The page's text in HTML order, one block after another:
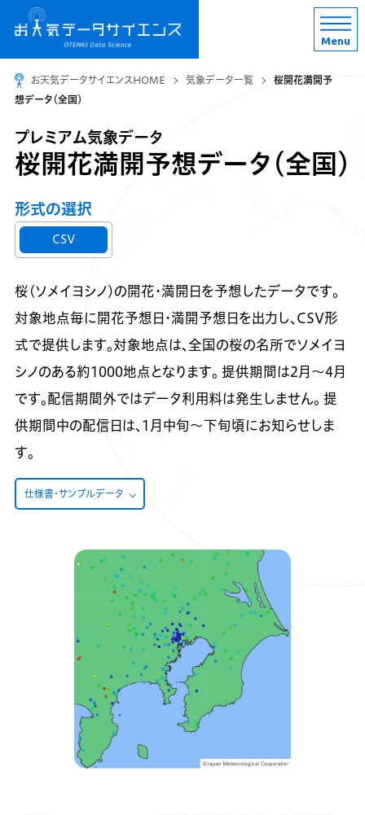
Menu
お天気データサイエンスHOME 気象データ一覧
桜開花満開予
想データ（全国）
プレミアム気象データ
桜開花満開予想データ（全国）
形式の選択
CSV
桜(ソメイヨシノ)の開花・満開日を予想したデータです。
対象地点毎に開花予想日・満開予想日を出力し、CSV形
式で提供します。対象地点は、全国の桜の名所でソメイヨ
シノのある約1000地点となります。 提供期間は2月～4月
です。配信期間外ではデータ利用料は発生しません。 提
供期間中の配信日は、1月中旬～下旬頃にお知らせしま
す。
仕様書・サンプルデータ